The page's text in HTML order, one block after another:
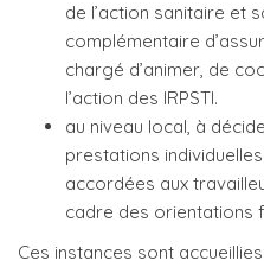
de l’action sanitaire et
complémentaire
chargé d’animer, de
l’action des IRPSTI.
au niveau local, à
prestations
accordées aux
cadre des orientations
Ces instances sont